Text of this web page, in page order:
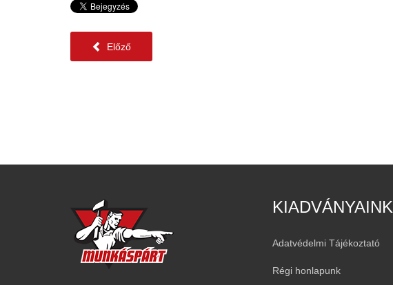
Előző
KIADVÁNYAINK
Adatvédelmi Tájékoztató
Régi honlapunk